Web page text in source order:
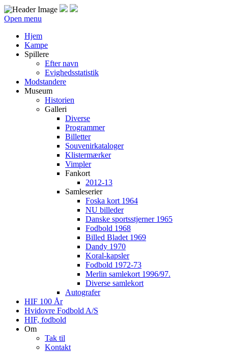
Open menu
Hjem
Kampe
Spillere
Efter navn
Evighedsstatistik
Modstandere
Museum
Historien
Galleri
Diverse
Programmer
Billetter
Souvenirkataloger
Klistermærker
Vimpler
Fankort
2012-13
Samleserier
Foska kort 1964
NU billeder
Danske sportsstjerner 1965
Fodbold 1968
Billed Bladet 1969
Dandy 1970
Koral-kapsler
Fodbold 1972-73
Merlin samlekort 1996/97.
Diverse samlekort
Autografer
HIF 100 År
Hvidovre Fodbold A/S
HIF, fodbold
Om
Tak til
Kontakt